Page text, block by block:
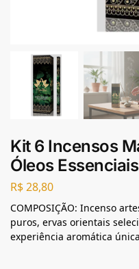
Kit 6 Incensos
Óleos
R$28,80
COMPOSIÇÃO: Incenso
puros, ervas orientais
experiência aromática única